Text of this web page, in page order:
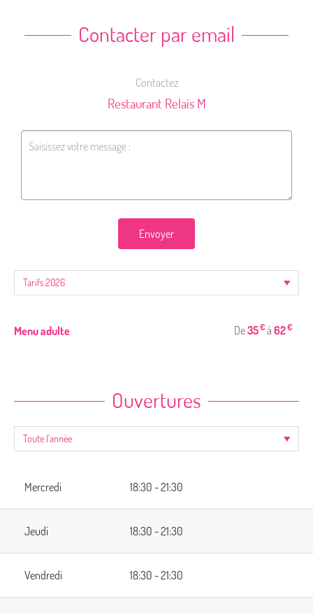
Contacter par email
Contactez
Restaurant Relais M
Envoyer
Menu adulte De35€ à 62€
Ouvertures
Mercredi 18:30 - 21:30
Jeudi 18:30 - 21:30
Vendredi 18:30 - 21:30